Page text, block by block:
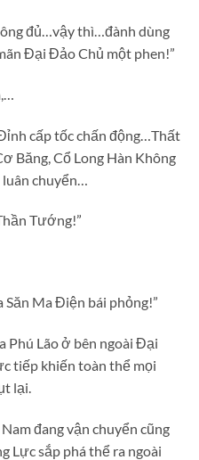
đủ…vậy thì…đành dùng
Đại Đảo Chủ một phen!”
cấp tốc chấn động…Thất
Băng, Cổ Long Hàn Không
chuyển…
Tướng!”
Săn Ma Điện bái phỏng!”
Phú Lão ở bên ngoài Đại
tiếp khiến toàn thể mọi
lại.
đang vận chuyển cũng
Lực sắp phá thể ra ngoài